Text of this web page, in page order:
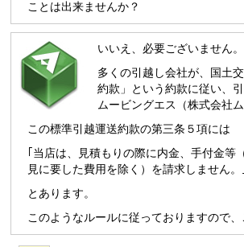
ことは出来ませんか？
いいえ、必要ございません。
多くの引越し会社が、国土
約款」という約款に従い、
ムービングエス（株式会社
この標準引越運送約款の第三条５項には
｢当店は、見積もりの際に内金、手付金等
見に要した費用を除く）を請求しません。
とあります。
このようなルールに従っておりますので、